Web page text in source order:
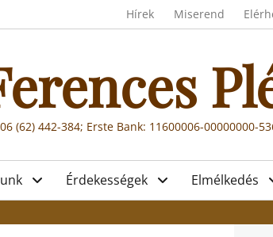
Header menu
Hírek Miserend
(62) 442-384; Erste Bank: 11600006-00000000-
Érdekességek Elmélkedés